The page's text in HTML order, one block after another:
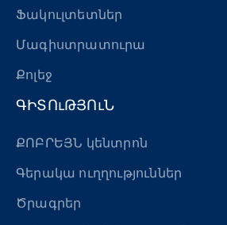
Ֆակուլտետներ
Մագիստրատուրա
Քոլեջ
ԳԻՏՈւԹՅՈւՆ
ՔՈԲՐԵՅՆ կենտրոն
Գերակա ուղղություններ
Ծրագրեր